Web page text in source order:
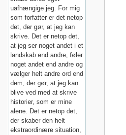
uafhængige jeg. For mig
som forfatter er det netop
det, der gør, at jeg kan
skrive. Det er netop det,
at jeg ser noget andet i et
landskab end andre, føler
noget andet end andre og
vælger helt andre ord end
dem, der gør, at jeg kan
blive ved med at skrive
historier, som er mine
alene. Det er netop det,
der skaber den helt
ekstraordinære situation,